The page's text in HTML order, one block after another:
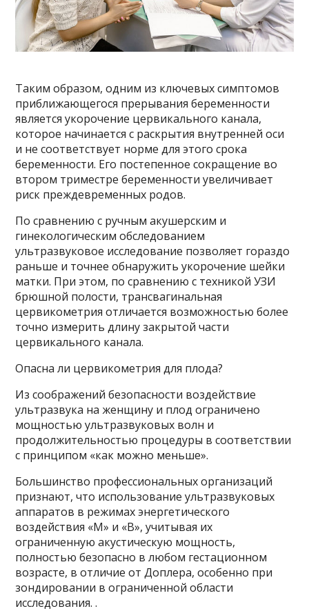
Таким образом, одним из ключевых симптомов
приближающегося прерывания беременности
является укорочение цервикального канала,
которое начинается с раскрытия внутренней оси
и не соответствует норме для этого срока
беременности. Его постепенное сокращение во
втором триместре беременности увеличивает
риск преждевременных родов.
По сравнению с ручным акушерским и
гинекологическим обследованием
ультразвуковое исследование позволяет гораздо
раньше и точнее обнаружить укорочение шейки
матки. При этом, по сравнению с техникой УЗИ
брюшной полости, трансвагинальная
цервикометрия отличается возможностью более
точно измерить длину закрытой части
цервикального канала.
Опасна ли цервикометрия для плода?
Из соображений безопасности воздействие
ультразвука на женщину и плод ограничено
мощностью ультразвуковых волн и
продолжительностью процедуры в соответствии
с принципом «как можно меньше».
Большинство профессиональных организаций
признают, что использование ультразвуковых
аппаратов в режимах энергетического
воздействия «M» и «B», учитывая их
ограниченную акустическую мощность,
полностью безопасно в любом гестационном
возрасте, в отличие от Доплера, особенно при
зондировании в ограниченной области
исследования. .